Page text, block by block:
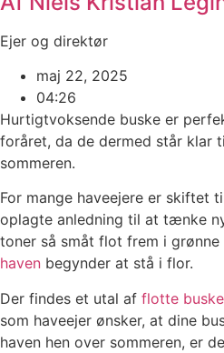
Ejer og direktør
maj 22, 2025
04:26
Hurtigtvoksende buske er
foråret, da de dermed står klar
sommeren.
For mange haveejere er skiftet
oplagte anledning til at tænke
toner så småt flot frem i grønne
haven begynder at stå i flor.
Der findes et utal af flotte
som haveejer ønsker, at dine
haven hen over sommeren, er